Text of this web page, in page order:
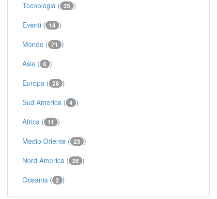
Tecnologia ( 35 )
Eventi ( 14 )
Mondo ( 71 )
Asia ( 6 )
Europa ( 28 )
Sud America ( 4 )
Africa ( 11 )
Medio Oriente ( 23 )
Nord America ( 26 )
Oceania ( 2 )